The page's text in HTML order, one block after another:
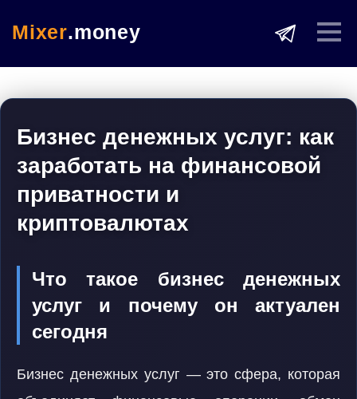
Mixer.money
Бизнес денежных услуг: как
заработать на финансовой
приватности и
криптовалютах
Что такое бизнес денежных
услуг и почему он актуален
сегодня
Бизнес денежных услуг — это сфера, которая